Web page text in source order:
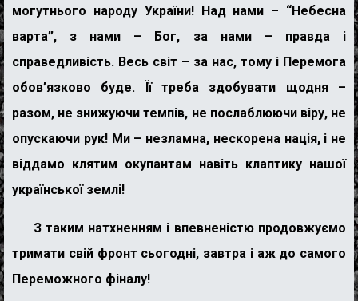
могутнього народу України! Над нами – “Небесна
варта”, з нами – Бог, за нами – правда і
справедливість. Весь світ – за нас, тому і Перемога
обов’язково буде. Її треба здобувати щодня –
разом, не знижуючи темпів, не послаблюючи віру, не
опускаючи рук! Ми – незламна, нескорена нація, і не
віддамо клятим окупантам навіть клаптику нашої
української землі!
З таким натхненням і впевненістю продовжуємо
тримати свій фронт сьогодні, завтра і аж до самого
Переможного фіналу!